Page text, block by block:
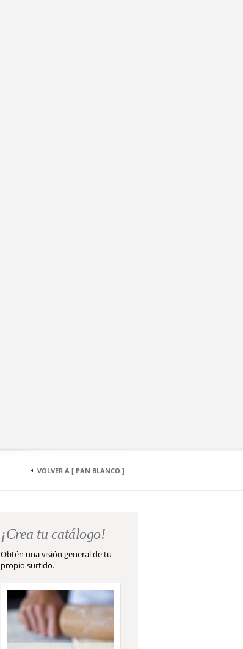
VOLVER A [ PAN BLANCO ]
¡Crea tu catálogo!
Obtén una visión general de tu
propio surtido.